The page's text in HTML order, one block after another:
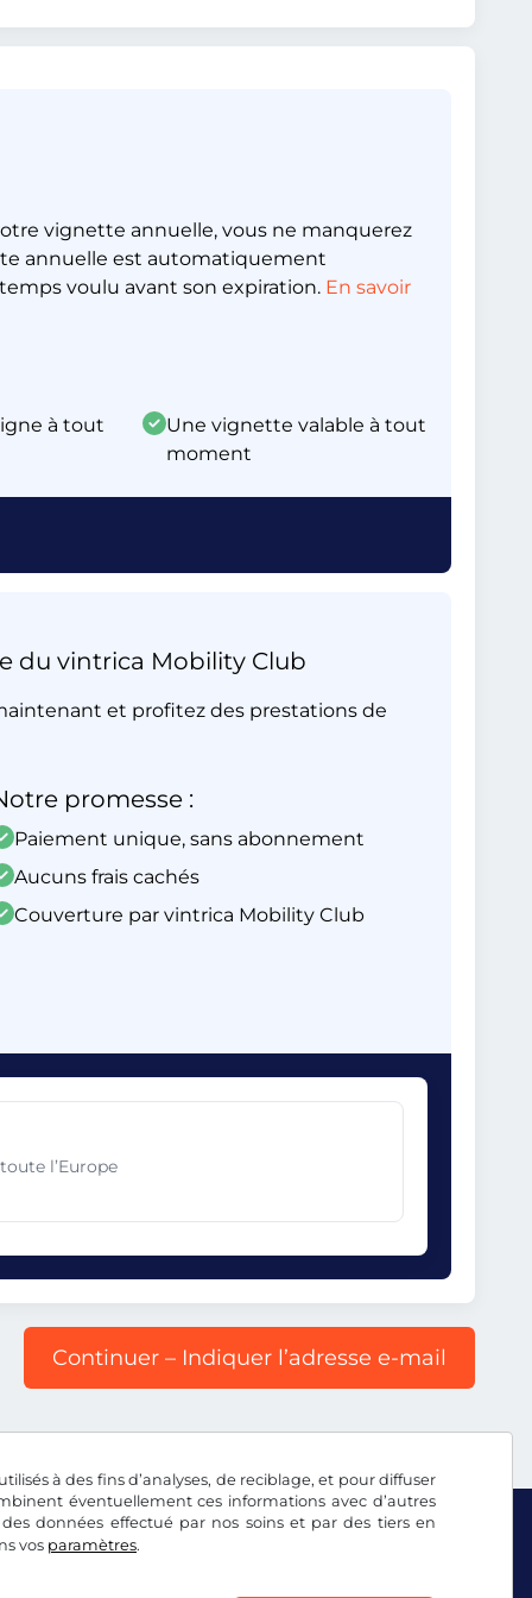
à des fins d’analyses, de reciblage, et pour diffuser
éventuellement ces informations avec d’autres
données effectué par nos soins et par des tiers en
vos paramètres.
vignette annuelle, vous ne manquerez
annuelle est automatiquement
voulu avant son expiration. En savoir
à tout
Une vignette valable à tout
moment
du vintrica Mobility Club
et profitez des prestations de
promesse :
Paiement unique, sans abonnement
Aucuns frais cachés
Couverture par vintrica Mobility Club
l’Europe
Continuer – Indiquer l’adresse e-mail